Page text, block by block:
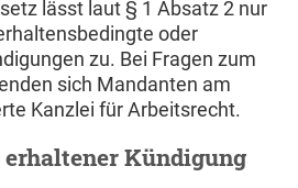
lässt laut § 1 Absatz 2 nur
oder
zu. Bei Fragen zum
sich Mandanten am
Kanzlei für Arbeitsrecht.
Kündigung